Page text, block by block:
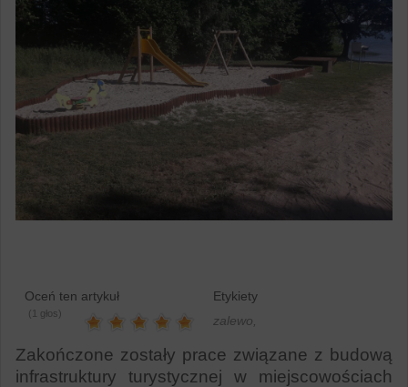
Oceń ten artykuł
(1 głos)
Etykiety
zalewo,
Zakończone zostały prace związane z budową
infrastruktury turystycznej w miejscowościach